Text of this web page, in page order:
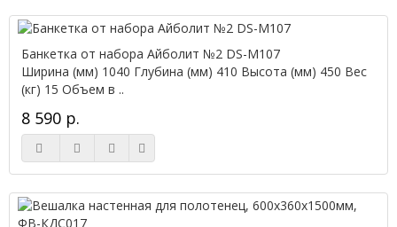
Банкетка от набора Айболит №2 DS-М107
Ширина (мм) 1040 Глубина (мм) 410 Высота (мм) 450 Вес
(кг) 15 Объем в ..
8 590 р.